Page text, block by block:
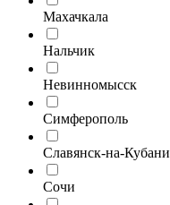
Махачкала
Нальчик
Невинномысск
Симферополь
Славянск-на-Кубани
Сочи